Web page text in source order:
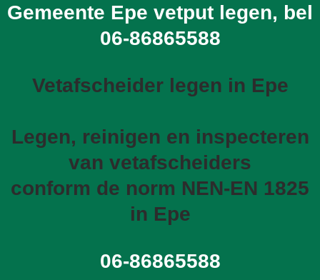
Gemeente Epe vetput legen, bel
06-86865588
Vetafscheider legen in Epe
Legen, reinigen en inspecteren
van vetafscheiders
conform de norm NEN-EN 1825
in Epe
06-86865588